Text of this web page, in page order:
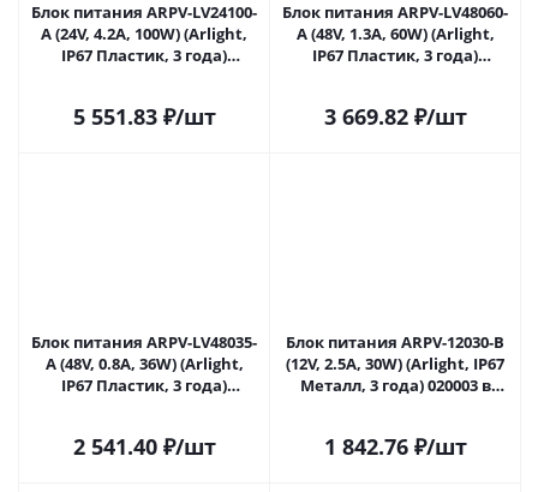
Блок питания ARPV-LV24100-
A (24V, 4.2A, 100W) (Arlight,
IP67 Пластик, 3 года)
5 551.83₽/шт
Блок питания ARPV-LV48060-
A (48V, 1.3A, 60W) (Arlight,
IP67 Пластик, 3 года)
3 669.82₽/шт
Блок питания ARPV-LV48035-
A (48V, 0.8A, 36W) (Arlight,
IP67 Пластик, 3 года)
2 541.40₽/шт
Блок питания ARPV-12030-B
(12V, 2.5A, 30W) (Arlight, IP67
Металл, 3 года) 020003 в
1 842.76₽/шт